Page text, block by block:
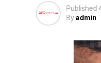
Published
Byadmin